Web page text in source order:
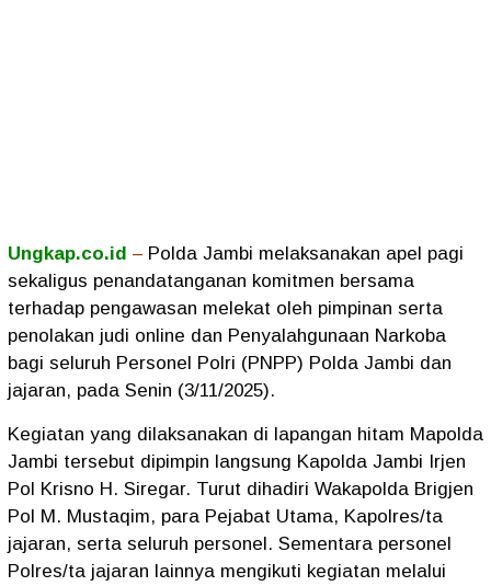
Ungkap.co.id – Polda Jambi melaksanakan apel pagi
sekaligus penandatanganan komitmen bersama
terhadap pengawasan melekat oleh pimpinan serta
penolakan judi online dan Penyalahgunaan Narkoba
bagi seluruh Personel Polri (PNPP) Polda Jambi dan
jajaran, pada Senin (3/11/2025).
Kegiatan yang dilaksanakan di lapangan hitam Mapolda
Jambi tersebut dipimpin langsung Kapolda Jambi Irjen
Pol Krisno H. Siregar. Turut dihadiri Wakapolda Brigjen
Pol M. Mustaqim, para Pejabat Utama, Kapolres/ta
jajaran, serta seluruh personel. Sementara personel
Polres/ta jajaran lainnya mengikuti kegiatan melalui